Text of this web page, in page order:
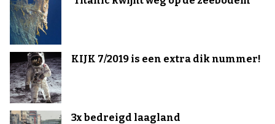
KIJK 7/2019 is een extra dik nummer!
3x bedreigd laagland